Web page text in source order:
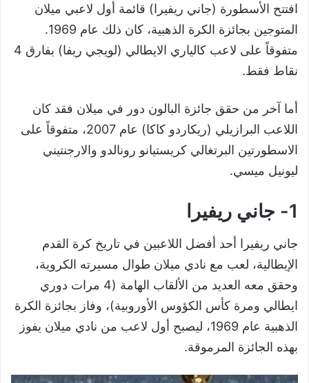
افتتح الأسطورة (جاني ريفيرا) قائمة أول لاعبي ميلان
المتوجين بجائزة الكرة الذهبية، كان ذلك عام 1969.
متفوقاً على لاعب كالياري الايطالي (لويجي ريفا) بفارق 4
نقاط فقط.
أما آخر من حقق جائزة البالون دور في ميلان فقد كان
اللاعب البرازيلي (ريكاردو كاكا) عام 2007، متفوقاً على
الاسطورتين البرتغالي كريستيانو رونالدو والارجنتيني
ليونيل ميسي.
1- جاني ريفيرا
جاني ريفيرا أحد أفضل اللاعبين في تاريخ كرة القدم
الإيطالية، لعب مع نادي ميلان طوال مسيرته الكروية،
وحقق معه العديد من الألقاب الهامة (4 مرات دوري
ايطالي ومرة كأس الكؤوس الأوروبية)، وفاز بجائزة الكرة
الذهبية عام 1969، ليصبح أول لاعب من نادي ميلان يفوز
بهذه الجائزة المرموقة.